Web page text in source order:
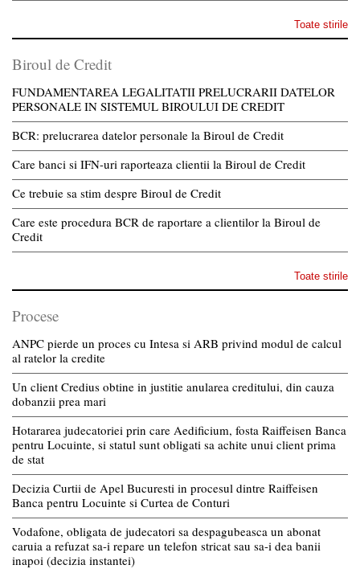
Toate stirile
Biroul de Credit
FUNDAMENTAREA LEGALITATII PRELUCRARII DATELOR
PERSONALE IN SISTEMUL BIROULUI DE CREDIT
BCR: prelucrarea datelor personale la Biroul de Credit
Care banci si IFN-uri raporteaza clientii la Biroul de Credit
Ce trebuie sa stim despre Biroul de Credit
Care este procedura BCR de raportare a clientilor la Biroul de
Credit
Toate stirile
Procese
ANPC pierde un proces cu Intesa si ARB privind modul de calcul
al ratelor la credite
Un client Credius obtine in justitie anularea creditului, din cauza
dobanzii prea mari
Hotararea judecatoriei prin care Aedificium, fosta Raiffeisen Banca
pentru Locuinte, si statul sunt obligati sa achite unui client prima
de stat
Decizia Curtii de Apel Bucuresti in procesul dintre Raiffeisen
Banca pentru Locuinte si Curtea de Conturi
Vodafone, obligata de judecatori sa despagubeasca un abonat
caruia a refuzat sa-i repare un telefon stricat sau sa-i dea banii
inapoi (decizia instantei)